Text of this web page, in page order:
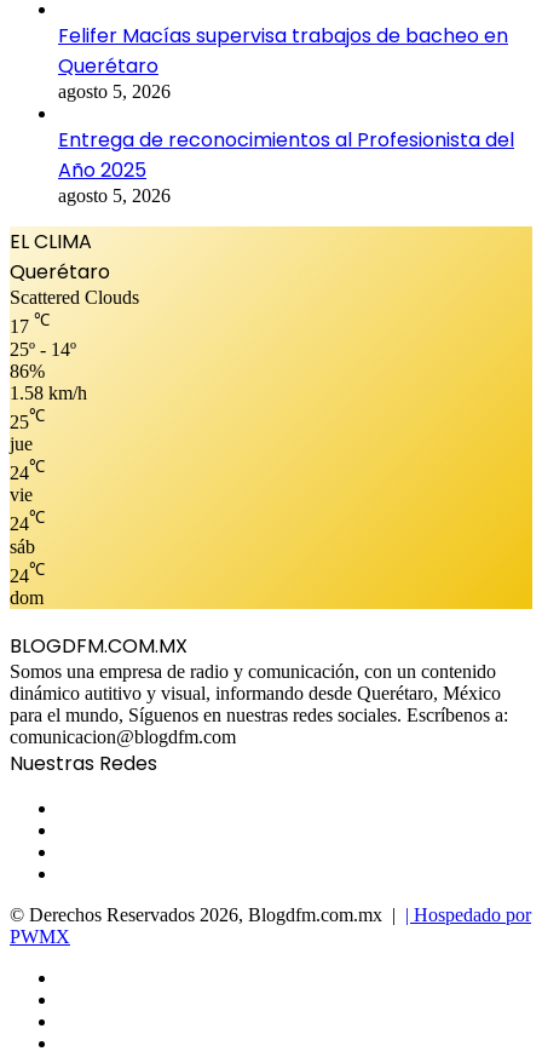
Felifer Macías supervisa trabajos de bacheo en
Querétaro
agosto 5, 2026
Entrega de reconocimientos al Profesionista del
Año 2025
agosto 5, 2026
EL CLIMA
Querétaro
Scattered Clouds
17 ℃
25º - 14º
86%
1.58 km/h
25℃
jue
24℃
vie
24℃
sáb
24℃
dom
BLOGDFM.COM.MX
Somos una empresa de radio y comunicación, con un contenido
dinámico autitivo y visual, informando desde Querétaro, México
para el mundo, Síguenos en nuestras redes sociales. Escríbenos a:
comunicacion@blogdfm.com
Nuestras Redes
© Derechos Reservados 2026, Blogdfm.com.mx | | Hospedado por
PWMX